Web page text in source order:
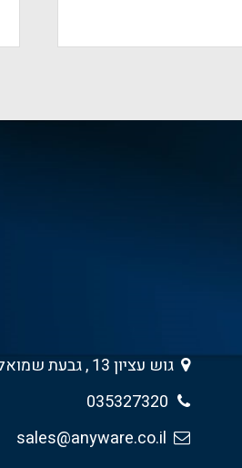
גוש עציון 13 , גבעת שמואל 5403013
035327320